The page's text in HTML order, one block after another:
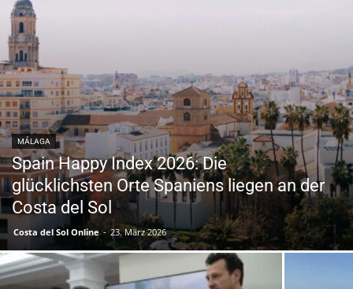
MÁLAGA
Spain Happy Index 2026: Die
glücklichsten Orte Spaniens liegen an der
Costa del Sol
Costa del Sol Online - 23. März 2026